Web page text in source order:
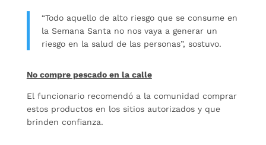
“Todo aquello de alto riesgo que se consume en
la Semana Santa no nos vaya a generar un
riesgo en la salud de las personas”, sostuvo.
No compre pescado en la calle
El funcionario recomendó a la comunidad comprar
estos productos en los sitios autorizados y que
brinden confianza.